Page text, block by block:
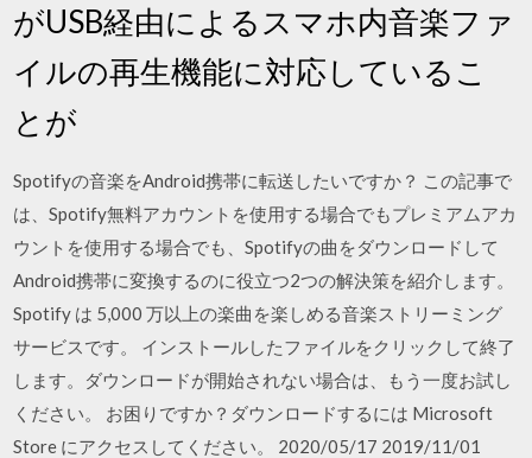
がUSB経由によるスマホ内音楽ファ
イルの再生機能に対応しているこ
とが
Spotifyの音楽をAndroid携帯に転送したいですか？ この記事で
は、Spotify無料アカウントを使用する場合でもプレミアムアカ
ウントを使用する場合でも、Spotifyの曲をダウンロードして
Android携帯に変換するのに役立つ2つの解決策を紹介します。
Spotify は 5,000 万以上の楽曲を楽しめる音楽ストリーミング
サービスです。 インストールしたファイルをクリックして終了
します。ダウンロードが開始されない場合は、もう一度お試し
ください。 お困りですか？ダウンロードするには Microsoft
Store にアクセスしてください。 2020/05/17 2019/11/01